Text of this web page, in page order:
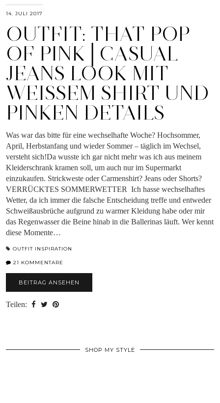
14. JULI 2017
OUTFIT: THAT POP
OF PINK│CASUAL
JEANS LOOK MIT
WEISSEM SHIRT UND P
INKEN DETAILS
Was war das bitte für eine wechselhafte Woche? Hochsommer,
April, Herbstanfang und wieder Sommer – täglich im Wechsel,
versteht sich!Da wusste ich gar nicht mehr was ich aus meinem
Kleiderschrank kramen soll, um auch nur im Supermarkt
einzukaufen. Strickweste oder Carmenshirt? Jeans oder Shorts?
VERRÜCKTES SOMMERWETTER Ich hasse wechselhaftes
Wetter, da ich immer die falsche Entscheidung treffe und entweder
Schweißausbrüche aufgrund zu warmer Kleidung habe oder mir
das Regenwasser die Beine hinab in die Ballerinas läuft. Wer kennt
diese Momente…
OUTFIT INSPIRATION
21 KOMMENTARE
BEITRAG ANSEHEN
Teilen:
SHOP MY STYLE